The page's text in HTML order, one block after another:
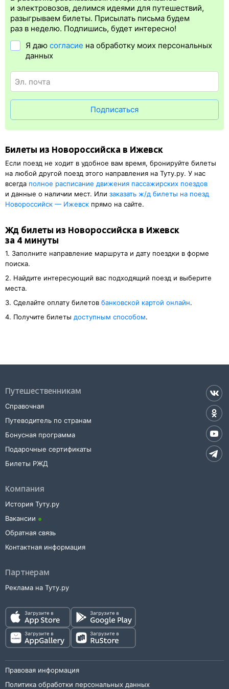
Электронная регистрацияпроизводитсясразупосле оплаты
билета.Электронная регистрация— это опция, которая
упрощает жизнь пассажиру. Её плюс в том, что не требуется
Электронная регистрация доступна почти для всех заказов,
исключение составляют поезда
в электронном ж/д билете. А в случае отсутствия электронной
и электровозов, делимся идеями для путешествий,
разыгрываем билеты. Присылать письма будем
раз в неделю. Подпишись, будет интересно!
Я даю согласие на обработку моих персональных
данных
Подписаться
Билеты из Новороссийска в Ижевск
Если поезд не ходит в удобное вам время, бронируйте билеты
на любой другой поезд этого направления на Туту.ру. У нас
всегда полное расписание движения пассажирских поездов
и данные о наличии мест. Или заказать ж/д билеты на поезд
Новороссийск — Ижевск прямо на сайте.
Жд билеты из Новороссийска в Ижевск
за 4 минуты
1. Заполните направление маршрута и дату поездки в форме
поиска.
2. Найдите интересующий вас подходящий поезд и выберите
места.
3. Cделайте оплату билетов банковской картой онлайн.
4. Получите билеты доступным способом.
Путешественникам
Справочная
Путеводитель по странам
Бонусная программа
Подарочные сертификаты
Билеты РЖД
Компания
История Туту.ру
Вакансии
Обратная связь
Контактная информация
Партнерам
Реклама на Туту.ру
Правовая информация
Политика обработки персональных данных